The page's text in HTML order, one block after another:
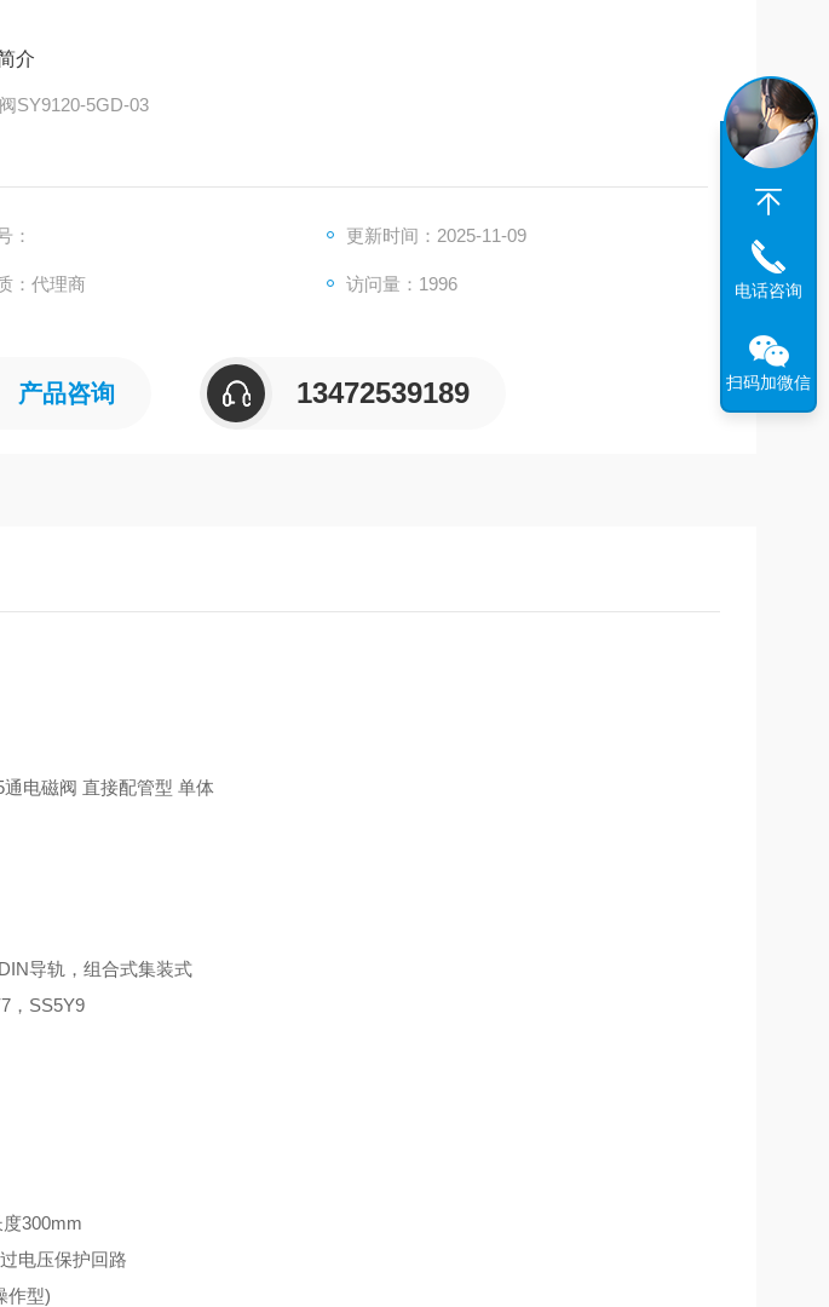
介
SY9120-5GD-03
选项众多，例如：铝阀体，DIN导轨，组合式集装式
字段描述 字段取值 取值描述
： 更新时间：2025-11-09
：代理商 访问量：1996
产品咨询 13472539189
通电磁阀 直接配管型 单体
导轨，组合式集装式
，SS5Y9
300mm
电压保护回路
型)
电话咨询
扫码加微信